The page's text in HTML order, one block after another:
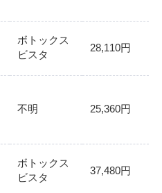
ボトックス
ビスタ
28,110円
不明 25,360円
ボトックス
ビスタ
37,480円